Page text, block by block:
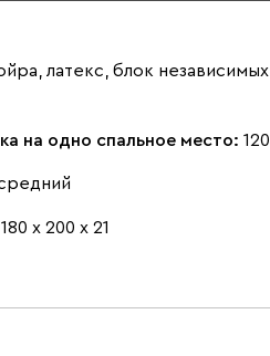
латекс, блок
на одно спальное место:
180 х 200 х 21